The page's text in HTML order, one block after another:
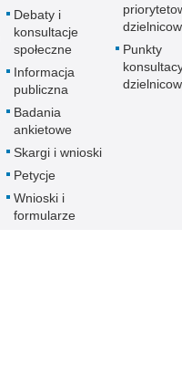
Debaty i
konsultacje
społeczne
Informacja
publiczna
Badania
ankietowe
Skargi i wnioski
Petycje
Wnioski i
formularze
Punkty